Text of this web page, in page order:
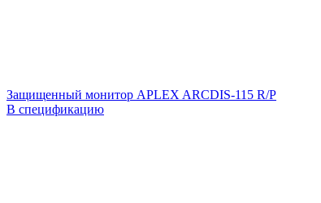
Защищенный монитор APLEX ARCDIS-115 R/P
В спецификацию